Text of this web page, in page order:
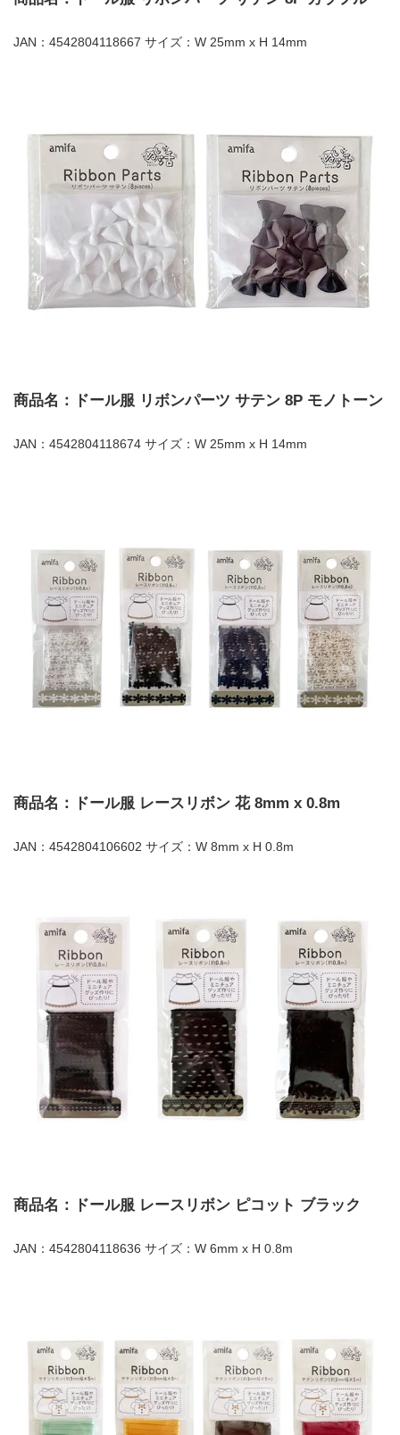
JAN：4542804118667 サイズ：W 25mm x H 14mm
商品名：ドール服 リボンパーツ サテン 8P モノトーン
JAN：4542804118674 サイズ：W 25mm x H 14mm
商品名：ドール服 レースリボン 花 8mm x 0.8m
JAN：4542804106602 サイズ：W 8mm x H 0.8m
商品名：ドール服 レースリボン ピコット ブラック
JAN：4542804118636 サイズ：W 6mm x H 0.8m